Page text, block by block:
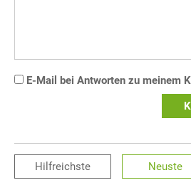
E-Mail bei Antworten zu meinem
Hilfreichste Neuste